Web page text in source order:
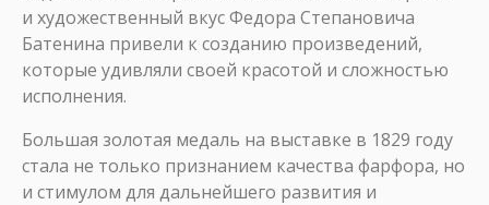
и художественный вкус Федора Степановича
Батенина привели к созданию произведений,
которые удивляли своей красотой и сложностью
исполнения.
Большая золотая медаль на выставке в 1829 году
стала не только признанием качества фарфора, но
и стимулом для дальнейшего развития и